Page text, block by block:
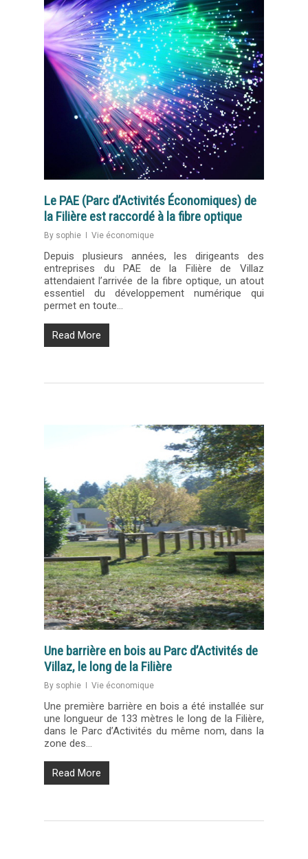
Le PAE (Parc d’Activités Économiques) de
la Filière est raccordé à la fibre optique
By sophie Vie économique
Depuis plusieurs années, les dirigeants des
entreprises du PAE de la Filière de Villaz
attendaient l’arrivée de la fibre optique, un atout
essentiel du développement numérique qui
permet en toute…
Read More
Une barrière en bois au Parc d’Activités de
Villaz, le long de la Filière
By sophie Vie économique
Une première barrière en bois a été installée sur
une longueur de 133 mètres le long de la Filière,
dans le Parc d’Activités du même nom, dans la
zone des…
Read More